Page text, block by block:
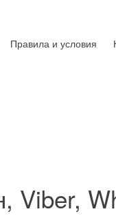
Правила и условия
Viber,